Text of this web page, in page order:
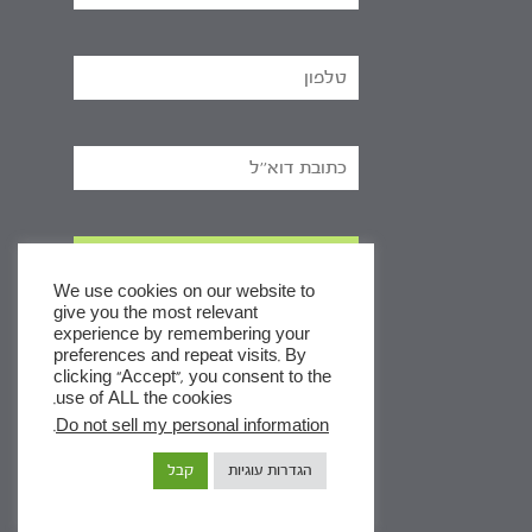
We use cookies on our website to
give you the most relevant
experience by remembering your
preferences and repeat visits. By
clicking “Accept”, you consent to the
use of ALL the cookies.
Do not sell my personal information
.
הגדרות עוגיות קבל
x
לסדרות
ומסלולי לימוד באתר